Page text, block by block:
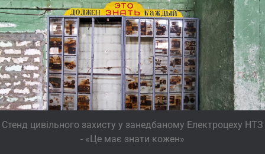
Стенд цивільного захисту у занедбаному Електроцеху НТЗ
- «Це має знати кожен»